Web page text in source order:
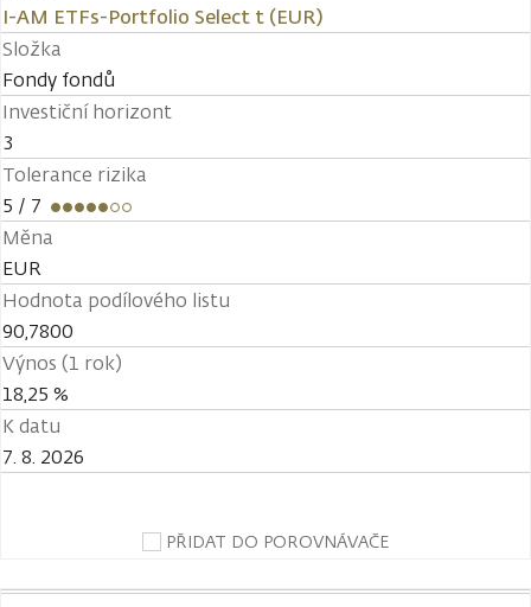
I-AM ETFs-Portfolio Select t (EUR)
Složka
Fondy fondů
Investiční horizont
3
Tolerance rizika
5 / 7
Měna
EUR
Hodnota podílového listu
90,7800
Výnos (1 rok)
18,25 %
K datu
7. 8. 2026
PŘIDAT DO POROVNÁVAČE